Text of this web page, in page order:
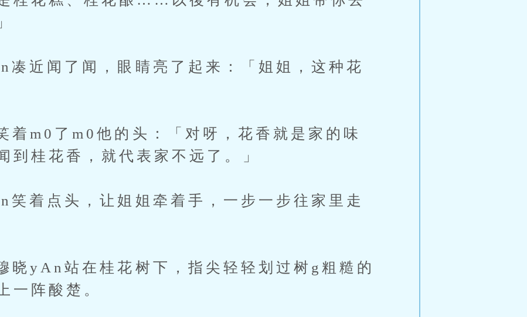
闻了闻，眼睛亮了起来：「姐姐，这种花
了m0他的头：「对呀，花香就是家的味
到桂花香，就代表家不远了。」
点头，让姐姐牵着手，一步一步往家里走
站在桂花树下，指尖轻轻划过树g粗糙的
一阵酸楚。